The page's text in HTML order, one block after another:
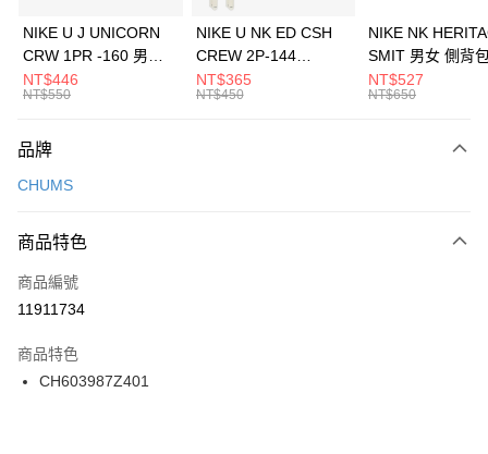
元大商業銀行
台灣樂天信用卡公司
全盈+PAY
AFTEE先享後付
【關於「AFTEE先享後付」】
便利好安心！
３．安心：先確認商品／服務後，再付款。
【「AFTEE先享後付」結帳流程】
１．於結帳方式選擇「AFTEE先享後付」後，將跳轉至「AFTEE先享後付」
２．訂單成立數日內，您將收到繳費通知簡訊。
３．收到繳費通知簡訊後14天內，點擊此簡訊中的連結，可透過四大超商／
ATM／網路銀行／等多元方式進行付款，方視為交易完成。
運送方式
每筆NT$100，滿NT$1,500(含以上)免運費
宅配
每筆NT$100，滿NT$1,500(含以上)免運費
付款後門市自取
每筆NT$100，滿NT$1,500(含以上)免運費
NIKE U J UNICORN
CRW 1PR -160 男女
中統襪 FZ3393100
NT$446
NT$550
NIKE U NK ED CSH
CREW 2P-144
EMBRDY 男女 短統襪
FZ3073133
NT$365
NT$450
NIKE NK
SMIT 男女 側背
BA5871010
NT$527
NT$650
品牌
CHUMS
商品特色
商品編號
11911734
商品特色
CH603987Z401